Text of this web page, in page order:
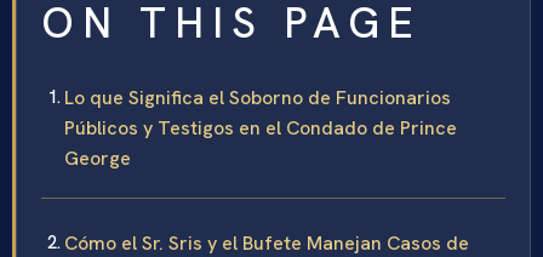
ON THIS PAGE
Lo que Significa el Soborno de Funcionarios
Públicos y Testigos en el Condado de Prince
George
Cómo el Sr. Sris y el Bufete Manejan Casos de